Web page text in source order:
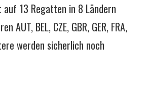
13 Regatten in 8 Ländern
AUT, BEL, CZE, GBR, GER, FRA,
werden sicherlich noch